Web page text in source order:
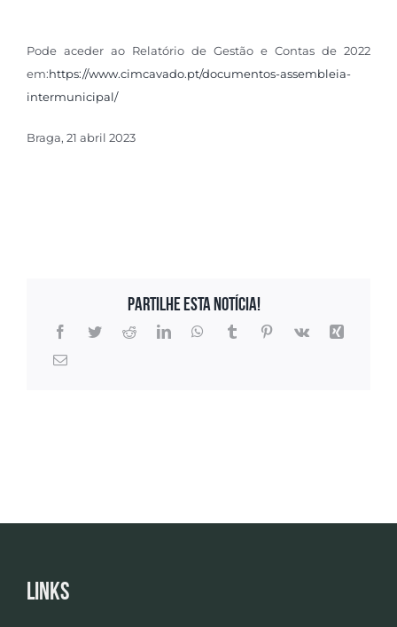
Pode aceder ao Relatório de Gestão e Contas de 2022
em:https://www.cimcavado.pt/documentos-assembleia-
intermunicipal/
Braga, 21 abril 2023
Partilhe esta notícia!
Links